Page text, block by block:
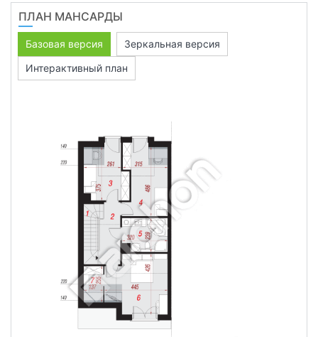
ПЛАН МАНСАРДЫ
Базовая версия
Зеркальная версия
Интерактивный план